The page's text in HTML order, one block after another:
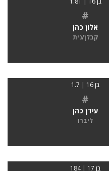
#
אלון כהן
קבלן/נית
בן 16 | 1.7
#
עידן כהן
ליברו
בן 17 | 184